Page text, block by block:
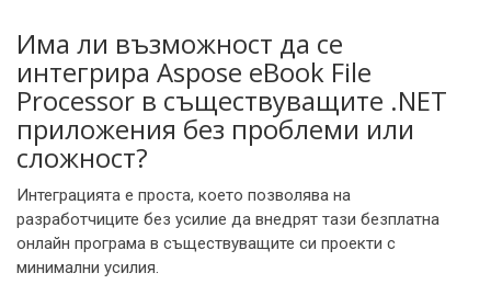
Има ли възможност да се
интегрира Aspose eBook File
Processor в съществуващите .NET
приложения без проблеми или
сложност?
Интеграцията е проста, което позволява на
разработчиците без усилие да внедрят тази безплатна
онлайн програма в съществуващите си проекти с
минимални усилия.